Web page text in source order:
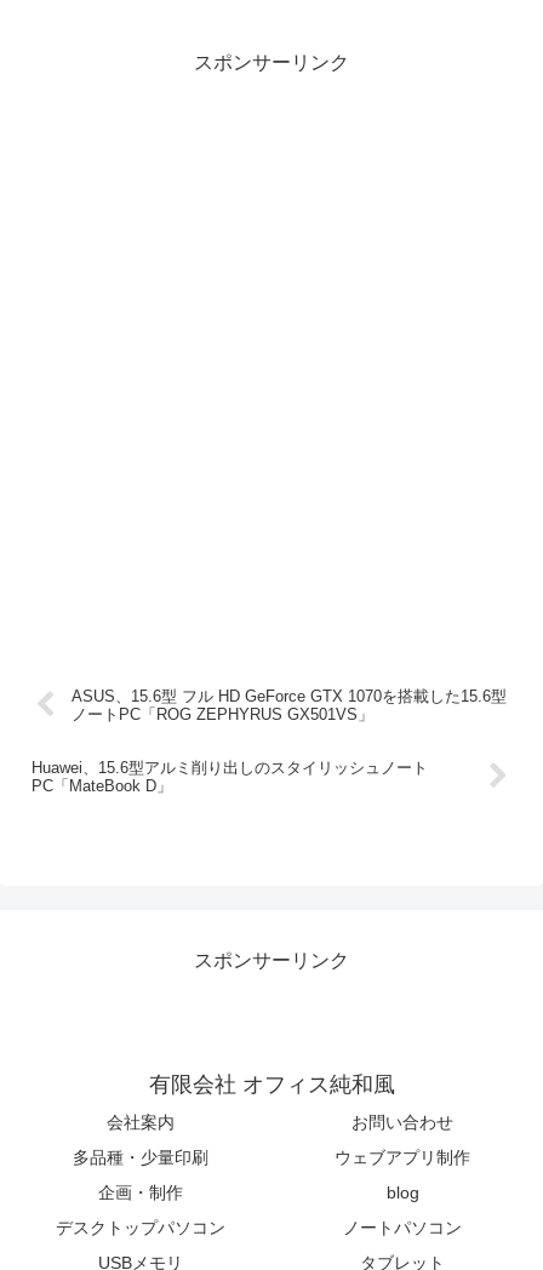
スポンサーリンク
ASUS、15.6型 フル HD GeForce GTX 1070を搭載した15.6型
ノートPC「ROG ZEPHYRUS GX501VS」
Huawei、15.6型アルミ削り出しのスタイリッシュノート
PC「MateBook D」
スポンサーリンク
有限会社 オフィス純和風
会社案内
お問い合わせ
多品種・少量印刷
ウェブアプリ制作
企画・制作
blog
デスクトップパソコン
ノートパソコン
USBメモリ
タブレット